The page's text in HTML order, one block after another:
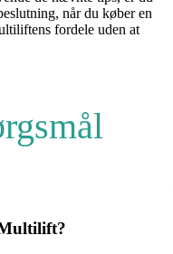
når du køber en
fordele uden at